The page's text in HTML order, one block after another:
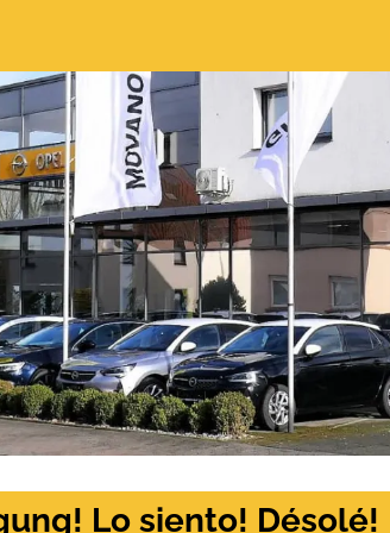
Lo siento! Désolé!